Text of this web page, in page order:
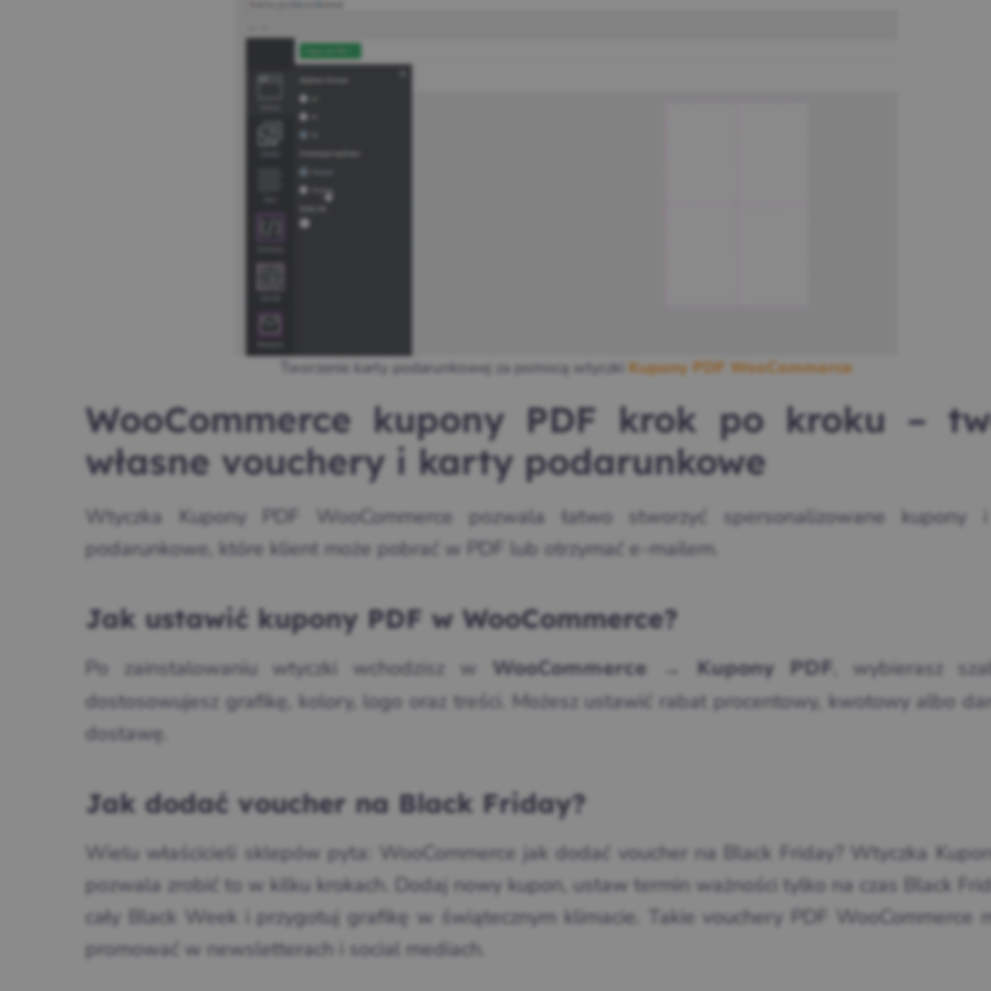
Tworzenie karty podarunkowej za pomocą wtyczki Kupony PDF WooCommerce
WooCommerce kupony PDF krok po kroku –
własne vouchery i karty podarunkowe
Wtyczka Kupony PDF WooCommerce pozwala łatwo stworzyć spersonalizowane kupony
podarunkowe, które klient może pobrać w PDF lub otrzymać e-mailem.
Jak ustawić kupony PDF w WooCommerce?
Po zainstalowaniu wtyczki wchodzisz w
WooCommerce → Kupony PDF
, wybierasz
dostosowujesz grafikę, kolory, logo oraz treści. Możesz ustawić rabat procentowy, kwotowy albo
dostawę.
Jak dodać voucher na Black Friday?
Wielu właścicieli sklepów pyta: WooCommerce jak dodać voucher na Black Friday? Wtyczka
pozwala zrobić to w kilku krokach. Dodaj nowy kupon, ustaw termin ważności tylko na czas Black
cały Black Week i przygotuj grafikę w świątecznym klimacie. Takie vouchery PDF WooCommerce
promować w newsletterach i social mediach.